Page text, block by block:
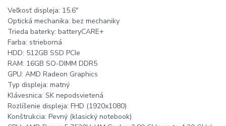
Veľkosť displeja: 15.6"
Optická mechanika: bez mechaniky
Trieda baterky: batteryCARE+
Farba: strieborná
HDD: 512GB SSD PCIe
RAM: 16GB SO-DIMM DDR5
GPU: AMD Radeon Graphics
Typ displeja: matný
Klávesnica: SK nepodsvietená
Rozlíšenie displeja: FHD (1920x1080)
Konštrukcia: Pevný (klasický notebook)